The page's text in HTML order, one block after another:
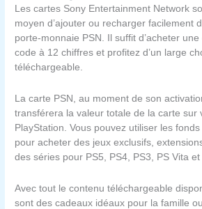
Les cartes Sony Entertainment Network
moyen d’ajouter ou recharger facilement
porte-monnaie PSN. Il suffit d’acheter
code à 12 chiffres et profitez d’un large
téléchargeable.
La carte PSN, au moment de son
transférera la valeur totale de la carte sur
PlayStation. Vous pouvez utiliser les
pour acheter des jeux exclusifs,
des séries pour PS5, PS4, PS3, PS Vita et
Avec tout le contenu téléchargeable
sont des cadeaux idéaux pour la famille